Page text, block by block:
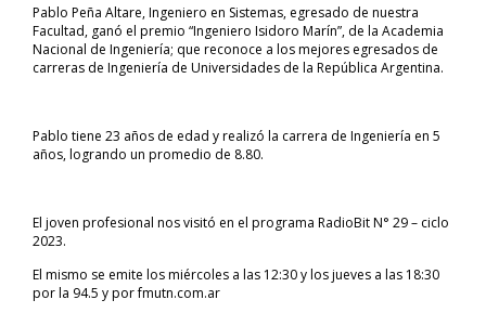
Pablo Peña Altare, Ingeniero en Sistemas, egresado de nuestra
Facultad, ganó el premio “Ingeniero Isidoro Marín”, de la Academia
Nacional de Ingeniería; que reconoce a los mejores egresados de
carreras de Ingeniería de Universidades de la República Argentina.
Pablo tiene 23 años de edad y realizó la carrera de Ingeniería en 5
años, logrando un promedio de 8.80.
El joven profesional nos visitó en el programa RadioBit N° 29 – ciclo
2023.
El mismo se emite los miércoles a las 12:30 y los jueves a las 18:30
por la 94.5 y por fmutn.com.ar